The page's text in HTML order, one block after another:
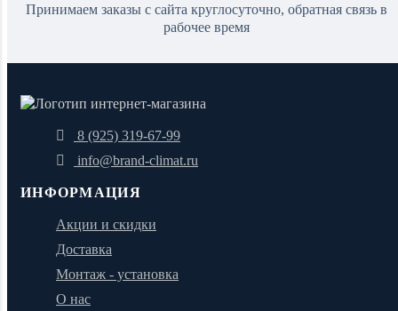
Принимаем заказы с сайта круглосуточно, обратная связь в
рабочее время
8 (925) 319-67-99
info@brand-climat.ru
ИНФОРМАЦИЯ
Акции и скидки
Доставка
Монтаж - установка
О нас